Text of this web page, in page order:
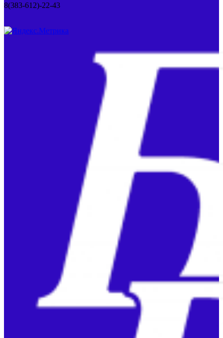
8(383-612)-22-43